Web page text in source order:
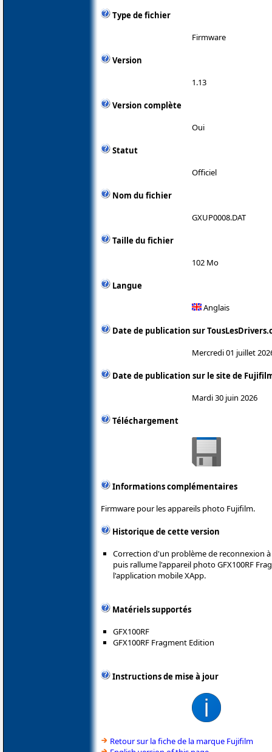
Type de fichier
Firmware
Version
1.13
Version complète
Oui
Statut
Officiel
Nom du fichier
GXUP0008.DAT
Taille du fichier
102 Mo
Langue
Anglais
Date de publication sur
Mercredi 01 juillet
Date de publication sur le site de
Mardi 30 juin 2026
Téléchargement
Informations complémentaires
Firmware pour les appareils photo Fujifilm.
Historique de cette version
Correction d'un problème de reconnexion
puis rallume l'appareil photo GFX100RF
l'application mobile XApp.
Matériels supportés
GFX100RF
GFX100RF Fragment Edition
Instructions de mise à jour
Retour sur la fiche de la marque Fujifilm